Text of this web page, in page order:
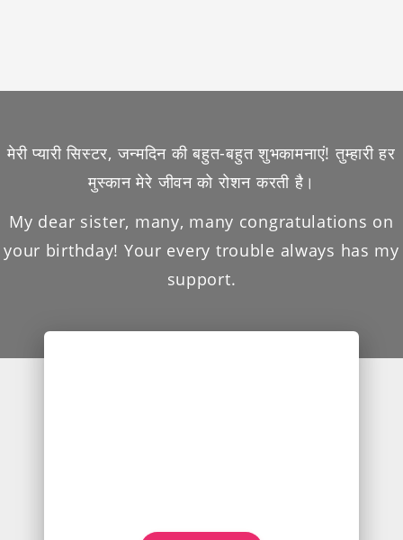
मेरी प्यारी सिस्टर, जन्मदिन की बहुत-बहुत शुभकामनाएं! तुम्हारी हर
मुस्कान मेरे जीवन को रोशन करती है।
My dear sister, many, many congratulations on
your birthday! Your every trouble always has my
support.